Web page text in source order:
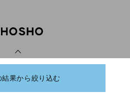
結果から絞り込む
Prefectural Library.